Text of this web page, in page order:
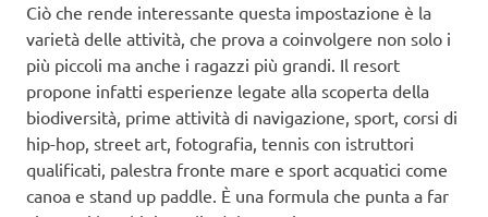
Ciò che rende interessante questa impostazione è la
varietà delle attività, che prova a coinvolgere non solo i
più piccoli ma anche i ragazzi più grandi. Il resort
propone infatti esperienze legate alla scoperta della
biodiversità, prime attività di navigazione, sport, corsi di
hip-hop, street art, fotografia, tennis con istruttori
qualificati, palestra fronte mare e sport acquatici come
canoa e stand up paddle. È una formula che punta a far